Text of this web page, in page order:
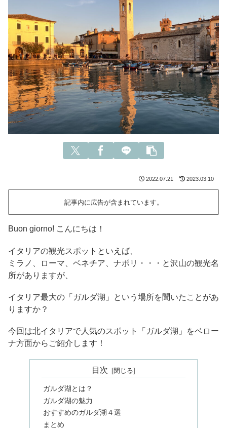
2022.07.21 2023.03.10
記事内に広告が含まれています。
Buon giorno! こんにちは！
イタリアの観光スポットといえば、
ミラノ、ローマ、ベネチア、ナポリ・・・と沢山の観光名
所がありますが、
イタリア最大の「ガルダ湖」という場所を聞いたことがあ
りますか？
今回は北イタリアで人気のスポット「ガルダ湖」をベロー
ナ方面からご紹介します！
目次
ガルダ湖とは？
ガルダ湖の魅力
おすすめのガルダ湖４選
まとめ